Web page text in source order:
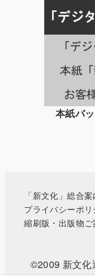
本紙バ
「新文化」総合案
プライバシーポリ
縮刷版・出版物ご
©2009 新文化